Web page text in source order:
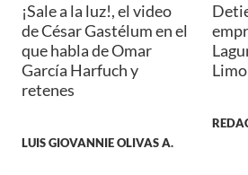
¡Sale a la luz!, el video
de César Gastélum en el
que habla de Omar
García Harfuch y
retenes
LUIS GIOVANNIE OLIVAS A.